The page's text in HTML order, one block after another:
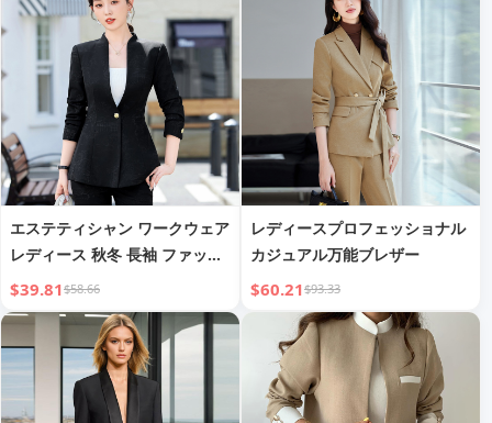
エステティシャン ワークウェア
レディース 秋冬 長袖 ファッシ
ョン エレガント ゴッデススタ
イル ホテル フロントデスク テ
クニシャン ジュエリーストア
ワークユニフォーム
$39.81$58.66
レディースプロフェッショナル
カジュアル万能ブレザー
$60.21$93.33